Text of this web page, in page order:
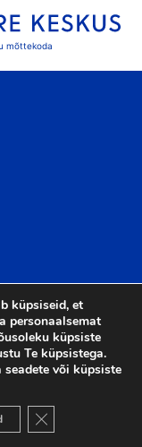
mõttekoda
TAGASI ÜLES
küpsiseid, et
personaalsemat
küpsiste
Te küpsistega.
või küpsiste
Close GDPR